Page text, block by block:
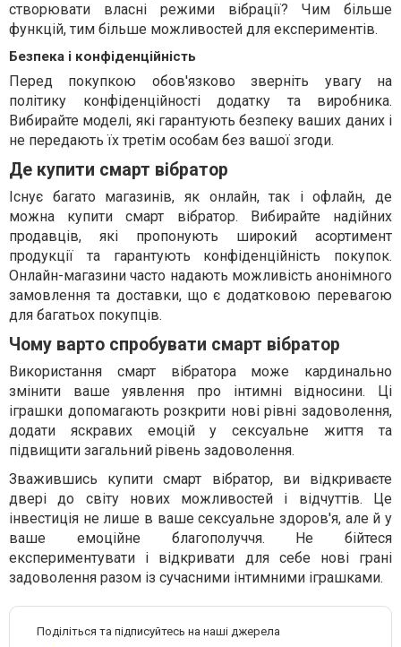
створювати власні режими вібрації? Чим більше
функцій, тим більше можливостей для експериментів.
Безпека і конфіденційність
Перед покупкою обов'язково зверніть увагу на
політику конфіденційності додатку та виробника.
Вибирайте моделі, які гарантують безпеку ваших даних і
не передають їх третім особам без вашої згоди.
Де купити смарт вібратор
Існує багато магазинів, як онлайн, так і офлайн, де
можна купити смарт вібратор. Вибирайте надійних
продавців, які пропонують широкий асортимент
продукції та гарантують конфіденційність покупок.
Онлайн-магазини часто надають можливість анонімного
замовлення та доставки, що є додатковою перевагою
для багатьох покупців.
Чому варто спробувати смарт вібратор
Використання смарт вібратора може кардинально
змінити ваше уявлення про інтимні відносини. Ці
іграшки допомагають розкрити нові рівні задоволення,
додати яскравих емоцій у сексуальне життя та
підвищити загальний рівень задоволення.
Зважившись купити смарт вібратор, ви відкриваєте
двері до світу нових можливостей і відчуттів. Це
інвестиція не лише в ваше сексуальне здоров'я, але й у
ваше емоційне благополуччя. Не бійтеся
експериментувати і відкривати для себе нові грані
задоволення разом із сучасними інтимними іграшками.
Поділіться та підписуйтесь на наші джерела